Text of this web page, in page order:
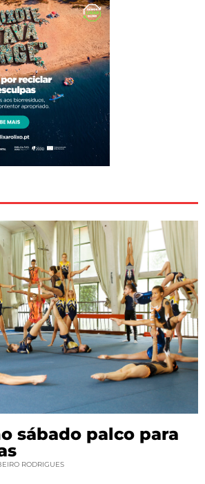
sábado palco para
RODRIGUES